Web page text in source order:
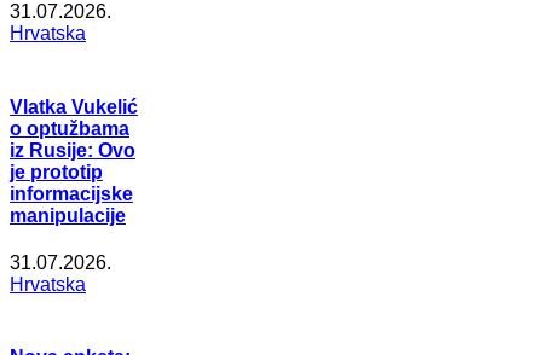
31.07.2026.
Hrvatska
Vlatka Vukelić
o optužbama
iz Rusije: Ovo
je prototip
informacijske
manipulacije
31.07.2026.
Hrvatska